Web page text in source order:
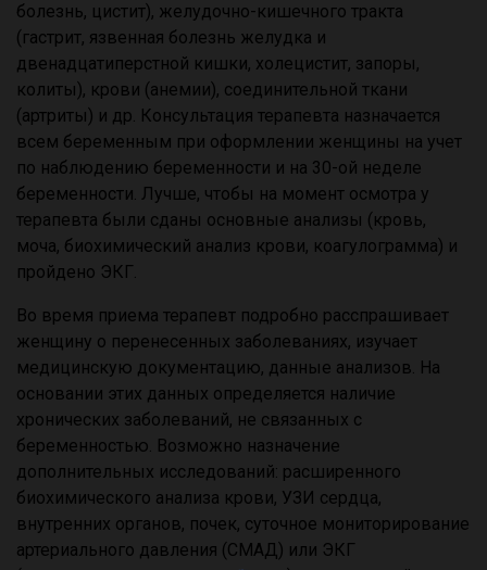
болезнь, цистит), желудочно-кишечного тракта
(гастрит, язвенная болезнь желудка и
двенадцатиперстной кишки, холецистит, запоры,
колиты), крови (анемии), соединительной ткани
(артриты) и др. Консультация терапевта назначается
всем беременным при оформлении женщины на учет
по наблюдению беременности и на 30-ой неделе
беременности. Лучше, чтобы на момент осмотра у
терапевта были сданы основные анализы (кровь,
моча, биохимический анализ крови, коагулограмма) и
пройдено ЭКГ.
Во время приема терапевт подробно расспрашивает
женщину о перенесенных заболеваниях, изучает
медицинскую документацию, данные анализов. На
основании этих данных определяется наличие
хронических заболеваний, не связанных с
беременностью. Возможно назначение
дополнительных исследований: расширенного
биохимического анализа крови, УЗИ сердца,
внутренних органов, почек, суточное мониторирование
артериального давления (СМАД) или ЭКГ